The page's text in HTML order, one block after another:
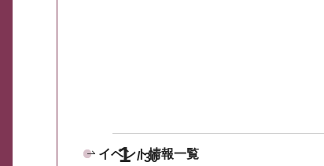
1 30
イベント情報一覧